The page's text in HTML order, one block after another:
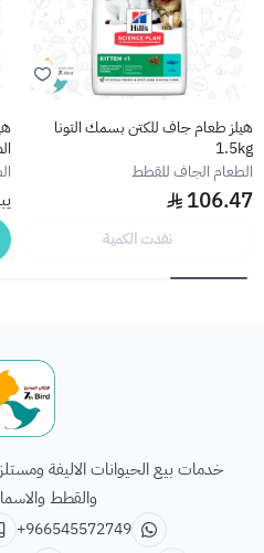
هيلز طعام جاف للكتن بسمك التونا
1.5kg
الطعام الجاف للقطط
106.47
نفدت الكمية
خدمات بيع الحيوانات الاليفة
والقطط
+966545572749